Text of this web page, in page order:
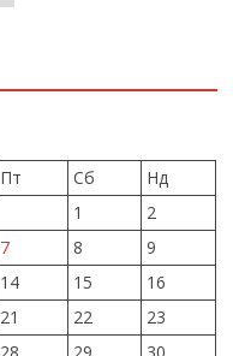
Пт Сб
Нд
1
2
7 8
9
14 15
16
21 22
23